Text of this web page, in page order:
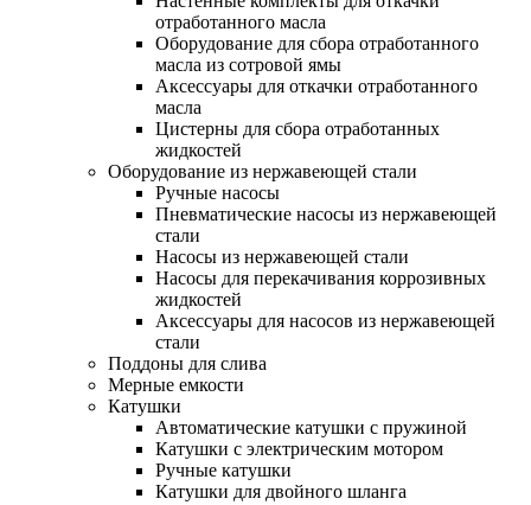
отработанного масла
Оборудование для сбора отработанного
масла из сотровой ямы
Аксессуары для откачки отработанного
масла
Цистерны для сбора отработанных
жидкостей
Оборудование из нержавеющей стали
Ручные насосы
Пневматические насосы из нержавеющей
стали
Насосы из нержавеющей стали
Насосы для перекачивания коррозивных
жидкостей
Аксессуары для насосов из нержавеющей
стали
Поддоны для слива
Мерные емкости
Катушки
Автоматические катушки с пружиной
Катушки с электрическим мотором
Ручные катушки
Катушки для двойного шланга